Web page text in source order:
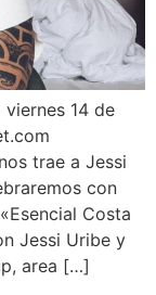
14 de
trae a Jessi
con
Costa
Jessi Uribe y
area […]